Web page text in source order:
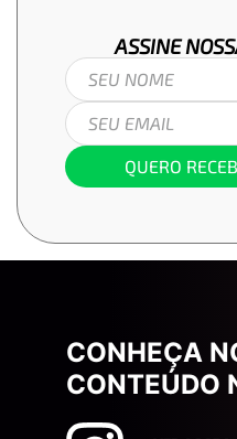
ASSINE
QUERO
CONHEÇA
CONTEÚDO